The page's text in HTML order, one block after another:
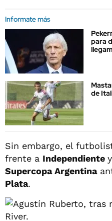
Informate más
para
de
Sin embargo, el
frente a Independiente
Supercopa Argentina
Plata.